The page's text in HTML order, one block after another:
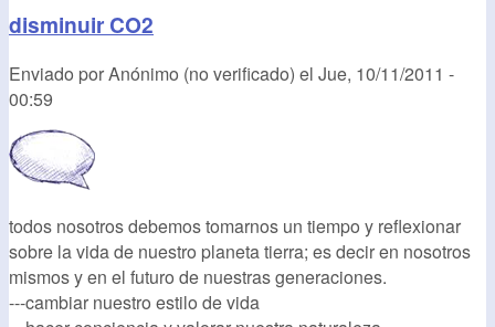
disminuir CO2
Enviado porAnónimo (no verificado) el Jue, 10/11/2011 -
00:59
todos nosotros debemos tomarnos un tiempo y reflexionar
sobre la vida de nuestro planeta tierra; es decir en nosotros
mismos y en el futuro de nuestras generaciones.
---cambiar nuestro estilo de vida